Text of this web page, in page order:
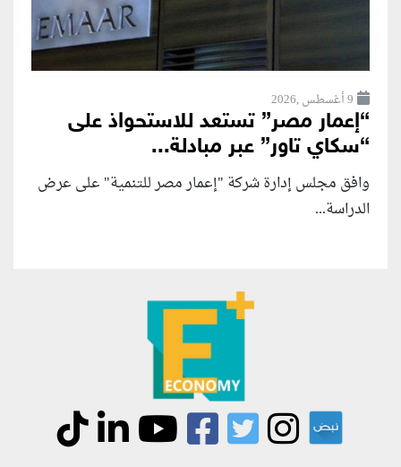
9 أغسطس ,2026
“إعمار مصر” تستعد للاستحواذ على
“سكاي تاور” عبر مبادلة...
وافق مجلس إدارة شركة "إعمار مصر للتنمية" على عرض
الدراسة...